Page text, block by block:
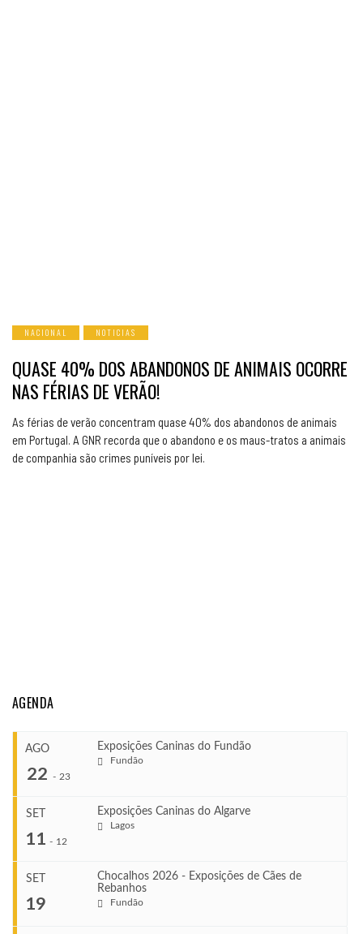
NACIONAL NOTICIAS
QUASE 40% DOS ABANDONOS DE ANIMAIS OCORRE
NAS FÉRIAS DE VERÃO!
As férias de verão concentram quase 40% dos abandonos de animais
em Portugal. A GNR recorda que o abandono e os maus-tratos a animais
de companhia são crimes puníveis por lei.
AGENDA
AGO
22 - 23
Exposições Caninas do Fundão
Fundão
Ago 22, 2026
SET
11 - 12
Exposições Caninas do Algarve
Lagos
SET
19
Chocalhos 2026 - Exposições de Cães de
Rebanhos
Fundão